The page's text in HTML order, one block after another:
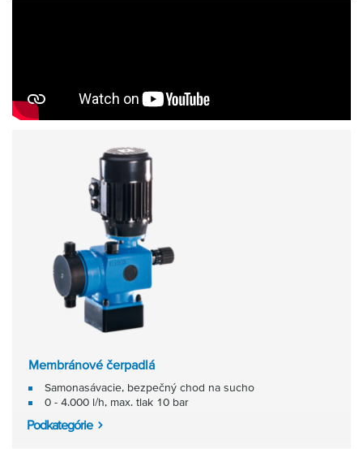
Membránové čerpadlá
Samonasávacie, bezpečný chod na sucho
0 - 4.000 l/h, max. tlak 10 bar
Podkategórie